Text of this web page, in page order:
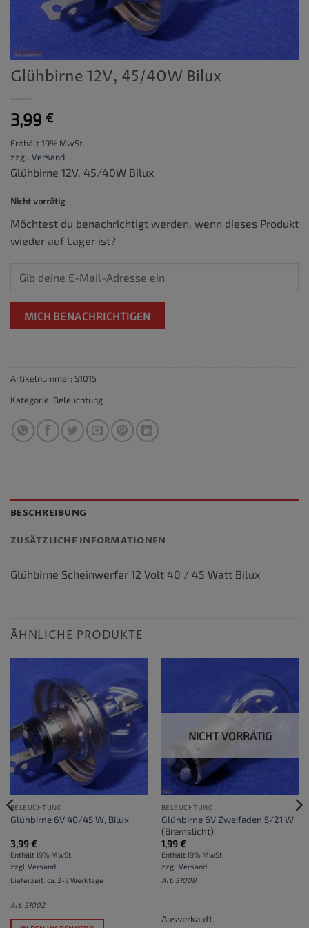
Glühbirne 12V, 45/40W Bilux
3,99 €
Enthält 19% MwSt.
zzgl. Versand
Glühbirne 12V, 45/40W Bilux
Nicht vorrätig
Möchtest du benachrichtigt werden, wenn dieses Produkt
wieder auf Lager ist?
MICH BENACHRICHTIGEN
Artikelnummer: S1015
Kategorie: Beleuchtung
BESCHREIBUNG
ZUSÄTZLICHE INFORMATIONEN
Glühbirne Scheinwerfer 12 Volt 40 / 45 Watt Bilux
ÄHNLICHE PRODUKTE
BELEUCHTUNG
Glühbirne 6V 40/45 W, Bilux
3,99€
Enthält 19% MwSt.
zzgl. Versand
Lieferzeit: ca. 2-3 Werktage
Art: S1002
NICHT VORRÄTIG
BELEUCHTUNG
Glühbirne 6V Zweifaden 5/21 W
(Bremslicht)
1,99€
Enthält 19% MwSt.
zzgl. Versand
Art: S1008
Ausverkauft.